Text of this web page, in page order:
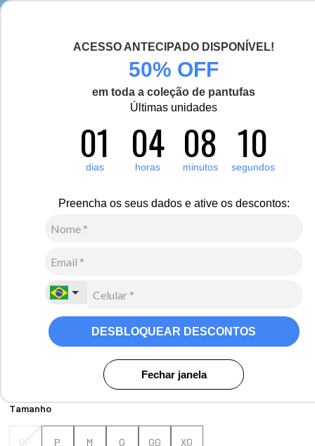
ACESSO ANTECIPADO DISPONÍVEL!
50% OFF
em toda a coleção de pantufas
Últimas unidades
01
dias 04
horas 08
minutos 10
segundos
Preencha os seus dados e ative os descontos:
DESBLOQUEAR DESCONTOS
Fechar janela
Avaliações
Fleece Térmico Feminino para neve e frio Meio Zíper
63,00sem juros
(5% OFF no PIX/Boleto)
Tamanho
PP P M G GG XG